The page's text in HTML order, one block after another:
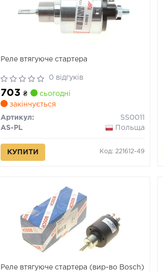
Реле втягуюче стартера
0 відгуків
703₴
сьогодні
закінчується
Артикул:
SS0011
AS-PL
Польща
КУПИТИ Код: 221612-49
Реле втягуюче стартера (вир-во Bosch)